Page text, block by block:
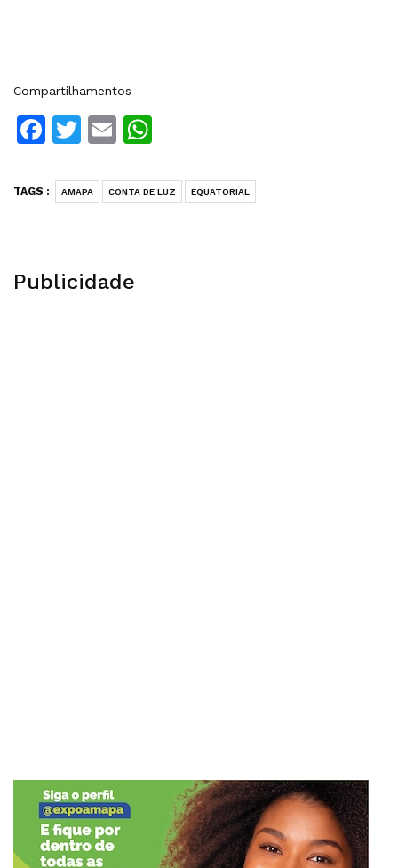
Compartilhamentos
Facebook
Twitter
Email
TAGS : AMAPA CONTA DE LUZ EQUATORIAL
Publicidade